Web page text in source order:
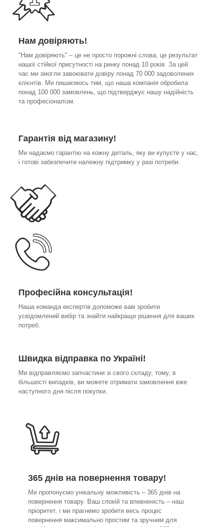
Нам довіряють!
"Нам довіряють" – це не просто порожні слова, це результат
нашої стійкої присутності на ринку понад 10 років. За цей
час ми змогли завоювати довіру понад 70 000 задоволених
клієнтів. Ми пишаємось тим, що наша компанія обробила
понад 100 000 замовлень, що підтверджує нашу надійність
та професіоналізм.
Гарантія від магазину!
Ми надаємо гарантію на кожну деталь, яку ви купуєте у нас,
і готові забезпечити належну підтримку у разі потреби.
Професійна консультація!
Наша команда експертів допоможе вам зробити
усвідомлений вибір та знайти найкраще рішення для ваших
потреб.
Швидка відправка по Україні!
Ми відправляємо запчастини зі свого складу, тому, в
більшості випадків, ви можете отримати замовлення вже
наступного дня після покупки.
365 днів на повернення товару!
Ми пропонуємо унікальну можливість – 365 днів на
повернення товару. Ваш спокій та впевненість – наш
пріоритет, і ми прагнемо зробити весь процес
повернення максимально простим та зручним для